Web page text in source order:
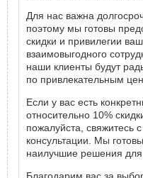
Для нас важна
поэтому мы готовы
скидки и привилегии
взаимовыгодного
наши клиенты будут
по привлекательным
Если у вас есть
относительно 10%
пожалуйста, свяжитесь
консультации. Мы
наилучшие решения